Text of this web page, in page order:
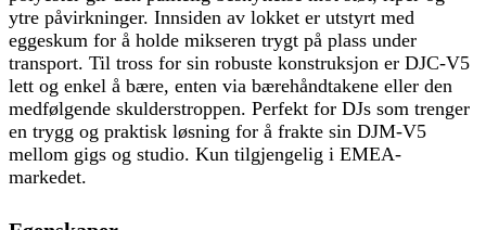
ytre påvirkninger. Innsiden av lokket er utstyrt med
eggeskum for å holde mikseren trygt på plass under
transport. Til tross for sin robuste konstruksjon er DJC-V5
lett og enkel å bære, enten via bærehåndtakene eller den
medfølgende skulderstroppen. Perfekt for DJs som trenger
en trygg og praktisk løsning for å frakte sin DJM-V5
mellom gigs og studio. Kun tilgjengelig i EMEA-
markedet.